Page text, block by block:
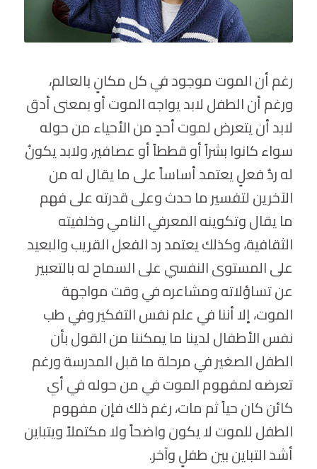
رغم أن الموت موجود في كل مكانٍ بالعالم،
ورغم أن الطفل لابد يواجه الموت أو بمعنى أدق
لابد أن يتعرض لموت أحدٍ من الأحياء من حوله
سواء كانوا بشراً أو قططاً أو عصافير، ولابد يكونُ
له ردُ فعلٍ يعتمد أساساً على ما يقال له من
الآخرين لتفسير ما حدث وعلى قدرته على فهم
ما يقال وتكوينه المعرفي النامي وخلفيته
الثقافية، وكذلك يعتمد رد الفعل القريب والبعيد
على المستوى النفسي على السماح له بالتعبير
عن تساؤلاته ومشاعره في وقت مواجهة
الموت، إلا أننا في علم نفس التفكير وفي طب
نفس الأطفال لدينا ما يمكننا من القول بأن
الطفل الصغير في مرحلة ما قبل المدرسة ورغم
تعرضه لمفهوم الموت في من حوله في أي
كائن كان حياً ثم مات، رغم ذلك فإن مفهوم
الطفل للموت لا يكون واضحاً ولا مكتملاً ويتباين
أشد التباين بين طفلٍ وآخر.